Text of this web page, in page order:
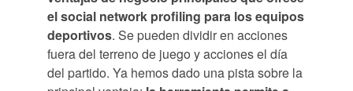
el social network profiling para los equipos
deportivos. Se pueden dividir en acciones
fuera del terreno de juego y acciones el día
del partido. Ya hemos dado una pista sobre la